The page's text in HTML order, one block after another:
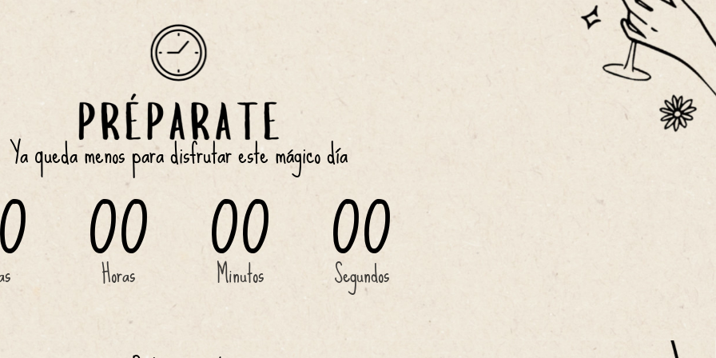
Ya queda menos para disfrutar este mágico día
00
Horas 00
Minutos 00
Segundos